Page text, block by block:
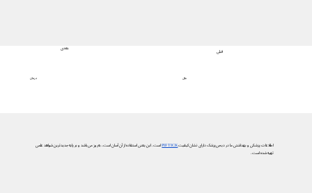
درمان
بعدی
علل
قبلی
اطلاعات پزشکی و بهداشتی ما در دیجی‌پزشک دارای نشان کیفیتPIF TICKاست. این یعنی استفاده از آن آسان است، به‌روز می‌باشد و بر پایه جدیدترین شواهد علمی
تهیه شده است.